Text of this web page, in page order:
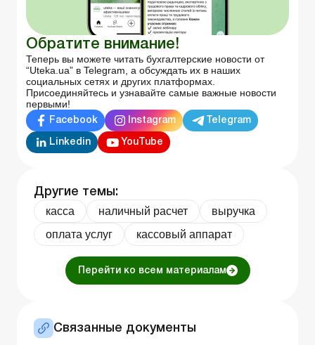
Обратите внимание!
Теперь вы можете читать бухгалтерские новости от
“Uteka.ua” в Telegram, а обсуждать их в наших
социальных сетях и других платформах.
Присоединяйтесь и узнавайте самые важные новости
первыми!
Facebook Instagram Telegram
Linkedin YouTube
Другие темы:
касса наличный расчет
выручка
оплата услуг
кассовый аппарат
Перейти ко всем материалам
Связанные документы